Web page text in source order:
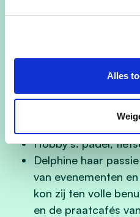
Alles
Ondersteuning van
verdere uitbouw
Hobby’s: padel,
Delphine haar
van evenementen
kon zij ten volle
en de praatcafés